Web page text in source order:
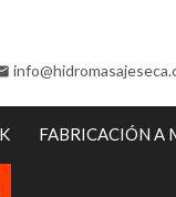
FABRICACIÓN A